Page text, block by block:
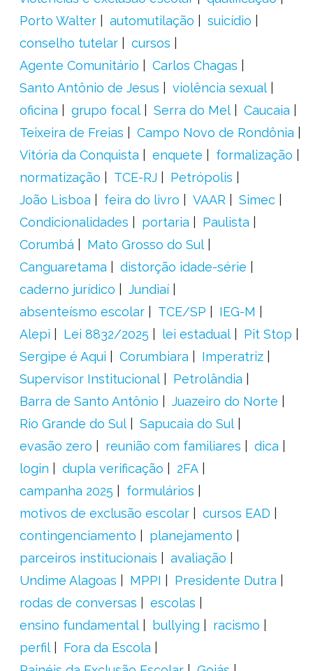
Porto Walter
automutilação
suicídio
conselho tutelar
cursos
Agente Comunitário
Carlos Chagas
Santo Antônio de Jesus
violência sexual
oficina
grupo focal Serra do Mel
Caucaia
Teixeira de Freias
Campo Novo de Rondônia
Vitória da Conquista
enquete
formalização
normatização
TCE-RJ
Petrópolis
João Lisboa
feira do livro VAAR
Simec
Condicionalidades
portaria
Paulista
Corumbá
Mato Grosso do Sul
Canguaretama
distorção idade-série
caderno jurídico
Jundiaí
absenteísmo escolar
TCE/SP
IEG-M
Alepi
Lei 8832/2025 lei estadual
Pit Stop
Sergipe é Aqui
Corumbiara
Imperatriz
Supervisor Institucional
Petrolândia
Barra de Santo Antônio
Juazeiro do Norte
Rio Grande do Sul
Sapucaia do Sul
evasão zero
reunião com familiares
dica
login
dupla verificação
2FA
campanha 2025
formulários
motivos de exclusão escolar
cursos EAD
contingenciamento
planejamento
parceiros institucionais
avaliação
Undime Alagoas
MPPI
Presidente Dutra
rodas de conversas
escolas
ensino fundamental
bullying
racismo
perfil
Fora da Escola